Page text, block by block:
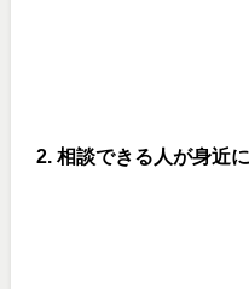
2. 相談できる人が身近